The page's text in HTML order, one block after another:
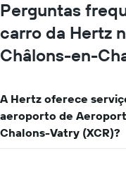
Perguntas
carro da Hertz
Châlons-en-
A Hertz oferece
aeroporto de
Chalons-Vatry (XCR)?